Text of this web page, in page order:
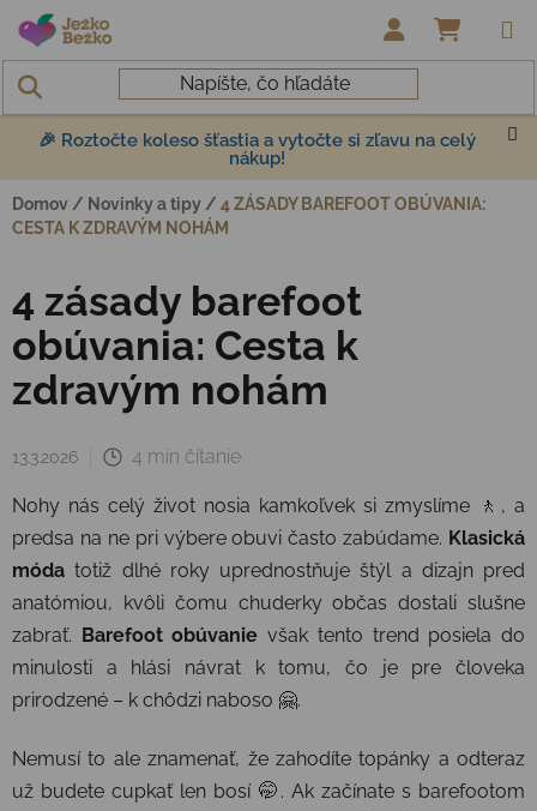
Prejsť na obsah
🎉 Roztočte koleso šťastia a vytočte si zľavu na celý
nákup!
Domov / Novinky a tipy / 4 ZÁSADY BAREFOOT OBÚVANIA:
CESTA K ZDRAVÝM NOHÁM
4 zásady barefoot
obúvania: Cesta k
zdravým nohám
13.3.2026 4 min čítanie
Nohy nás celý život nosia kamkoľvek si zmyslíme 🚶, a
predsa na ne pri výbere obuvi často zabúdame. Klasická
móda totiž dlhé roky uprednostňuje štýl a dizajn pred
anatómiou, kvôli čomu chuderky občas dostali slušne
zabrať. Barefoot obúvanie však tento trend posiela do
minulosti a hlási návrat k tomu, čo je pre človeka
prirodzené – k chôdzi naboso 🤗.
Nemusí to ale znamenať, že zahodíte topánky a odteraz
už budete cupkať len bosí 🤭. Ak začínate s barefootom